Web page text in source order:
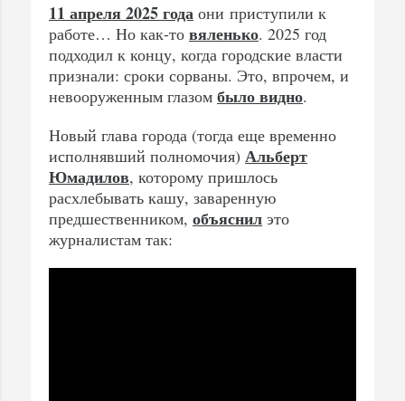
11 апреля 2025 года они приступили к
работе… Но как-то вяленько. 2025 год
подходил к концу, когда городские власти
признали: сроки сорваны. Это, впрочем, и
невооруженным глазом было видно.
Новый глава города (тогда еще временно
исполнявший полномочия) Альберт
Юмадилов, которому пришлось
расхлебывать кашу, заваренную
предшественником, объяснил это
журналистам так: